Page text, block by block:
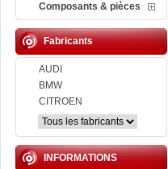
Composants & pièces
Fabricants
AUDI
BMW
CITROEN
INFORMATIONS